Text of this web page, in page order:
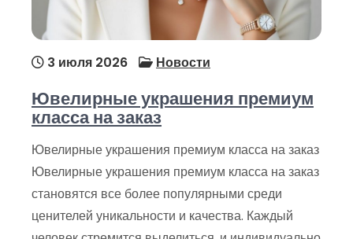
3 июля 2026 Новости
Ювелирные украшения премиум
класса на заказ
Ювелирные украшения премиум класса на заказ
Ювелирные украшения премиум класса на заказ
становятся все более популярными среди
ценителей уникальности и качества. Каждый